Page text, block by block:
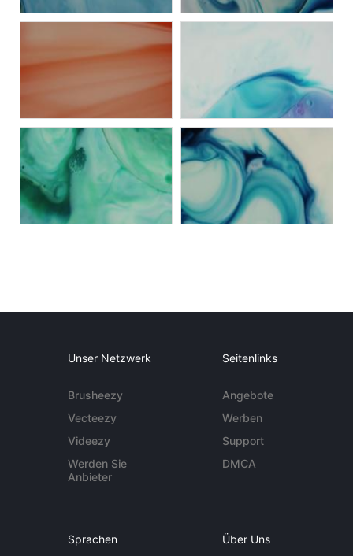
Unser Netzwerk
Brusheezy
Vecteezy
Videezy
Werden Sie
Anbieter
Seitenlinks
Angebote
Werben
Support
DMCA
Sprachen Über Uns